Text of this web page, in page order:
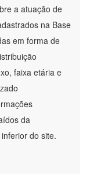
a atuação de
na Base
em forma de
faixa etária e
da
do site.